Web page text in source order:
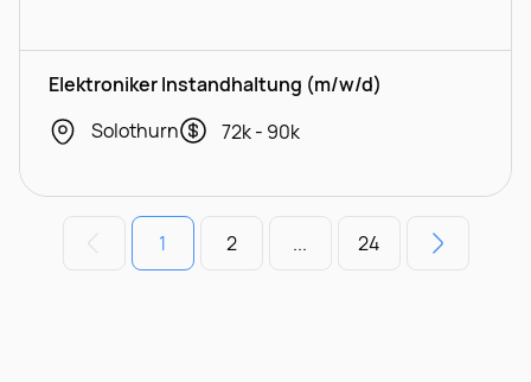
Elektroniker Instandhaltung (m/w/d)
Solothurn
72k - 90k
1 2 ... 24